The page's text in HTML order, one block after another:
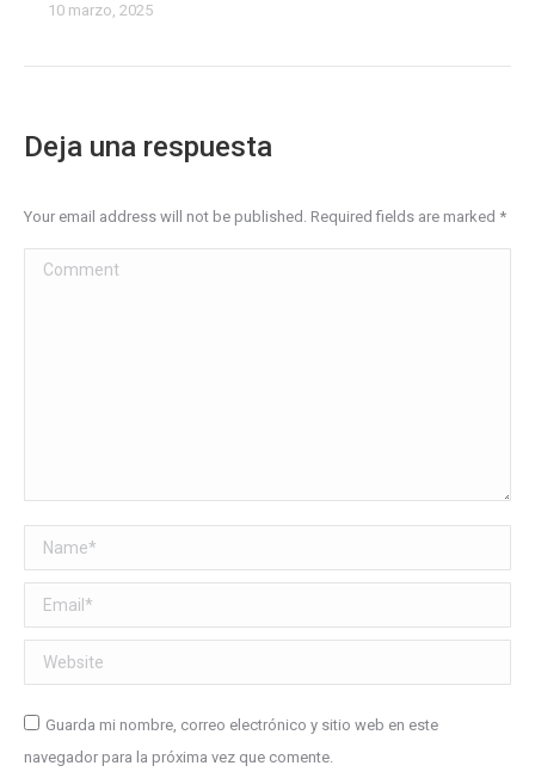
10 marzo, 2025
Deja una respuesta
Your email address will not be published. Required fields are marked *
Comment
Name *
Email *
Website
Guarda mi nombre, correo electrónico y sitio web en este
navegador para la próxima vez que comente.